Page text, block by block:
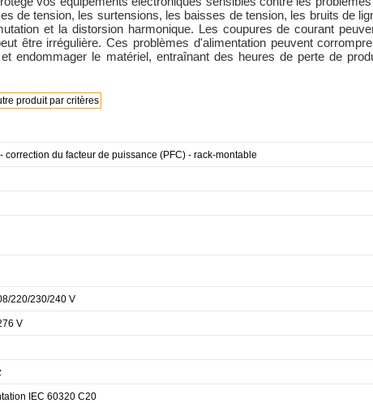
de tension, les surtensions, les baisses de tension, les bruits de
et la distorsion harmonique. Les coupures de courant
être irrégulière. Ces problèmes d'alimentation peuvent
endommager le matériel, entraînant des heures de perte de
produit par critères
correction du facteur de puissance (PFC) - rack-montable
220/230/240 V
V
IEC 60320 C20